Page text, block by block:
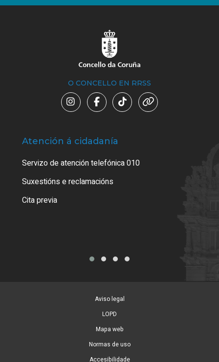
O CONCELLO EN RRSS
Atención á cidadanía
Servizo de atención telefónica 010
Suxestións e reclamacións
Cita previa
Aviso legal
LOPD
Mapa web
Normas de uso
Accesibilidade